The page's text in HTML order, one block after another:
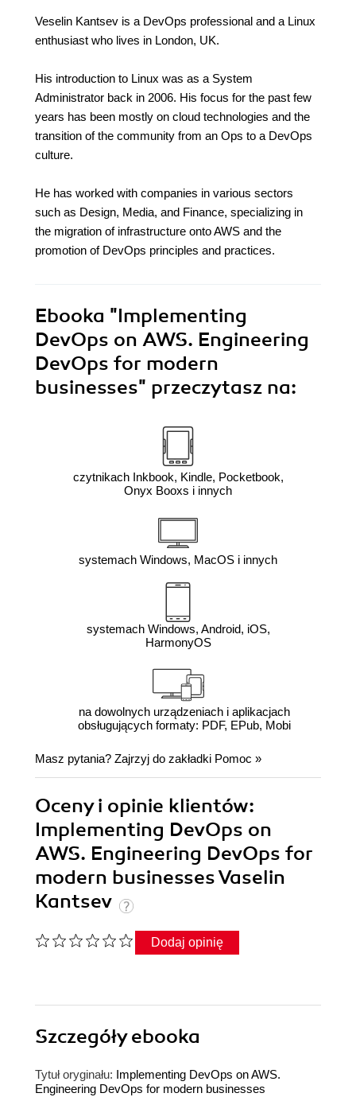
Veselin Kantsev is a DevOps professional and a Linux
enthusiast who lives in London, UK.
His introduction to Linux was as a System
Administrator back in 2006. His focus for the past few
years has been mostly on cloud technologies and the
transition of the community from an Ops to a DevOps
culture.
He has worked with companies in various sectors
such as Design, Media, and Finance, specializing in
the migration of infrastructure onto AWS and the
promotion of DevOps principles and practices.
Ebooka "Implementing
DevOps on AWS. Engineering
DevOps for modern
businesses" przeczytasz na:
czytnikach Inkbook, Kindle, Pocketbook,
Onyx Booxs i innych
systemach Windows, MacOS i innych
systemach Windows, Android, iOS,
HarmonyOS
na dowolnych urządzeniach i aplikacjach
obsługujących formaty: PDF, EPub, Mobi
Masz pytania? Zajrzyj do zakładki Pomoc »
Oceny i opinie klientów:
Implementing DevOps on
AWS. Engineering DevOps for
modern businesses Vaselin
Kantsev
Dodaj opinię
Szczegółyebooka
Tytuł oryginału: Implementing DevOps on AWS.
Engineering DevOps for modern businesses